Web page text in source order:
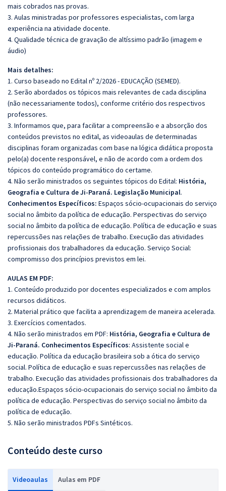
mais cobrados nas provas.
3. Aulas ministradas por professores especialistas, com larga
experiência na atividade docente.
4. Qualidade técnica de gravação de altíssimo padrão (imagem e
áudio)
Mais detalhes:
1. Curso baseado no Edital nº 2/2026 - EDUCAÇÃO (SEMED).
2. Serão abordados os tópicos mais relevantes de cada disciplina
(não necessariamente todos), conforme critério dos respectivos
professores.
3. Informamos que, para facilitar a compreensão e a absorção dos
conteúdos previstos no edital, as videoaulas de determinadas
disciplinas foram organizadas com base na lógica didática proposta
pelo(a) docente responsável, e não de acordo com a ordem dos
tópicos do conteúdo programático do certame.
4. Não serão ministrados os seguintes tópicos do Edital: História,
Geografia e Cultura de Ji-Paraná. Legislação Municipal.
Conhecimentos Específicos: Espaços sócio-ocupacionais do serviço
social no âmbito da política de educação. Perspectivas do serviço
social no âmbito da política de educação. Política de educação e suas
repercussões nas relações de trabalho. Execução das atividades
profissionais dos trabalhadores da educação. Serviço Social:
compromisso dos princípios previstos em lei.
AULAS EM PDF:
1. Conteúdo produzido por docentes especializados e com amplos
recursos didáticos.
2. Material prático que facilita a aprendizagem de maneira acelerada.
3. Exercícios comentados.
4. Não serão ministrados em PDF: História, Geografia e Cultura de
Ji-Paraná. Conhecimentos Específicos: Assistente social e
educação. Política da educação brasileira sob a ótica do serviço
social. Política de educação e suas repercussões nas relações de
trabalho. Execução das atividades profissionais dos trabalhadores da
educação.Espaços sócio-ocupacionais do serviço social no âmbito da
política de educação. Perspectivas do serviço social no âmbito da
política de educação.
5. Não serão ministrados PDFs Sintéticos.
Conteúdo deste curso
Videoaulas Aulas em PDF